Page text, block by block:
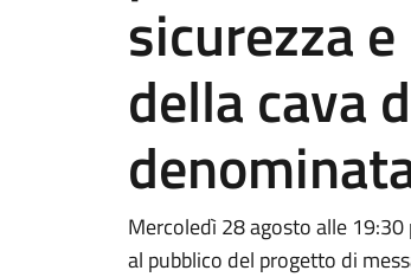
sicurezza
della cava
Mercoledì 28 agosto alle
al pubblico del progetto di